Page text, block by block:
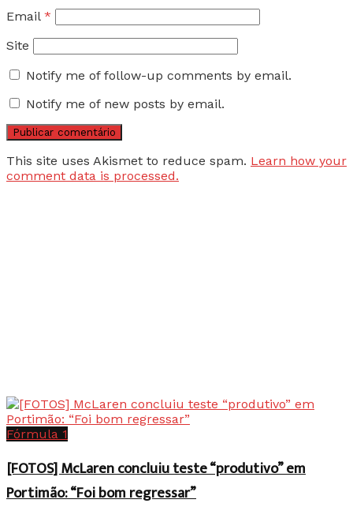
Email *
Site
Notify me of follow-up comments by email.
Notify me of new posts by email.
This site uses Akismet to reduce spam. Learn how your
comment data is processed.
Fórmula 1
[FOTOS] McLaren concluiu teste “produtivo” em
Portimão: “Foi bom regressar”